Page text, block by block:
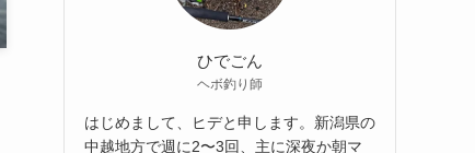
ひでごん
ヘボ釣り師
はじめまして、ヒデと申します。新潟県の
中越地方で週に2〜3回、主に深夜か朝マ